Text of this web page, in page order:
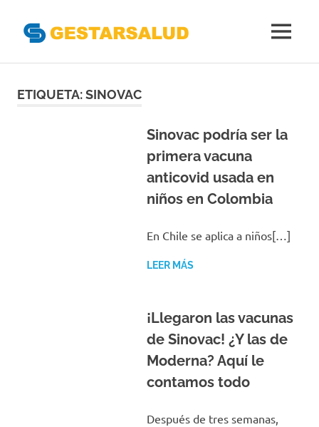
Gestoras
MENÚ
ETIQUETA:SINOVAC
Sinovac podría ser la
primera vacuna
anticovid usada en
niños en Colombia
En Chile se aplica a niños[…]
LEER MÁS
¡Llegaron las vacunas
de Sinovac! ¿Y las de
Moderna? Aquí le
contamos todo
Después de tres semanas,